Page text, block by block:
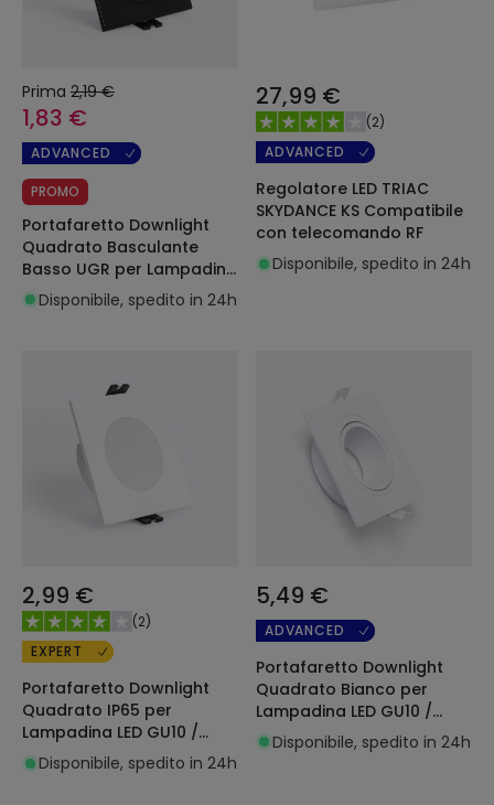
Prima 2,19 €
1,83 €
ADVANCED
PROMO
Portafaretto Downlight
Quadrato Basculante
Basso UGR per Lampadina
LED GU10 / GU5.3 Foro Ø75
mm Suefix
Disponibile, spedito in 24h
27,99 €
(2)
ADVANCED
Regolatore LED TRIAC
SKYDANCE KS Compatibile
con telecomando RF
Disponibile, spedito in 24h
2,99 €
(2)
EXPERT
Portafaretto Downlight
Quadrato IP65 per
Lampadina LED GU10 /
GU5.3 Foro Ø75 mm
Disponibile, spedito in 24h
5,49 €
ADVANCED
Portafaretto Downlight
Quadrato Bianco per
Lampadina LED GU10 /
GU5.3 Foro 75x75 mm
Disponibile, spedito in 24h